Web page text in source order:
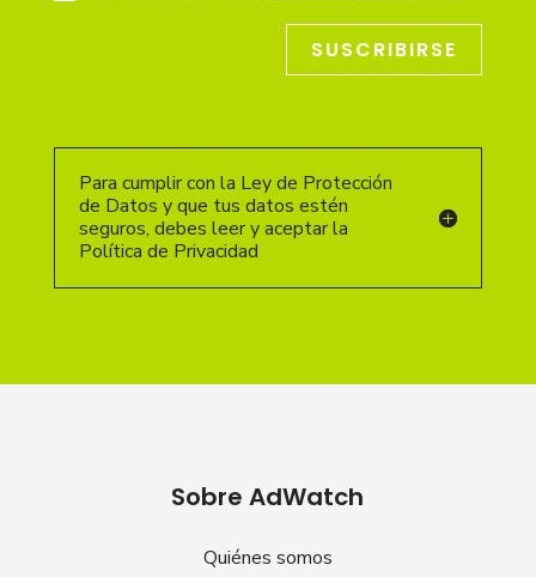
SUSCRIBIRSE
Para cumplir con la Ley de Protección
de Datos y que tus datos estén
seguros, debes leer y aceptar la
Política de Privacidad
Sobre AdWatch
Quiénes somos